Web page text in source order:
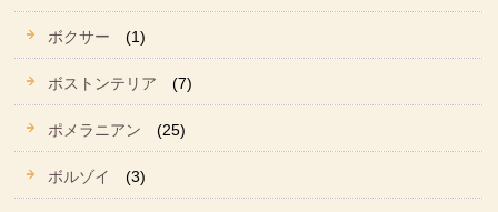
ボクサー (1)
ボストンテリア (7)
ポメラニアン (25)
ボルゾイ (3)